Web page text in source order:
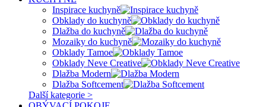
Inspirace kuchyně
Obklady do kuchyně
Dlažba do kuchyně
Mozaiky do kuchyně
Obklady Tamoe
Obklady Neve Creative
Dlažba Modern
Dlažba Softcement
Další kategorie >